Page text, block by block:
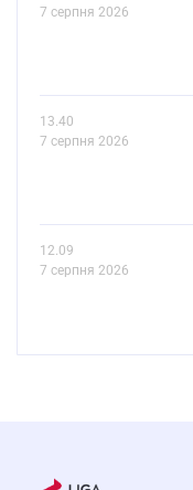
7 серпня 2026
13.40
7 серпня 2026
12.09
7 серпня 2026